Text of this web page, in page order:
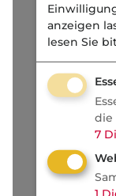
anzeigen
lesen Sie
die
7
1